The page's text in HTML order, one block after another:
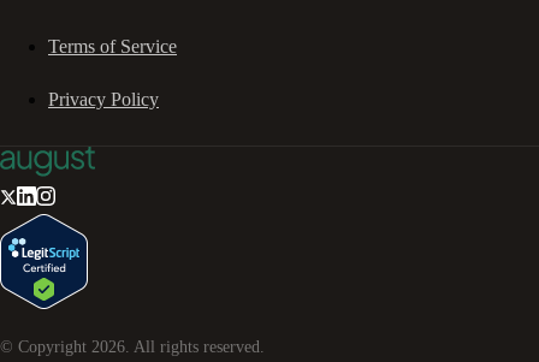
Terms of Service
Privacy Policy
© Copyright 2026 . All rights reserved.